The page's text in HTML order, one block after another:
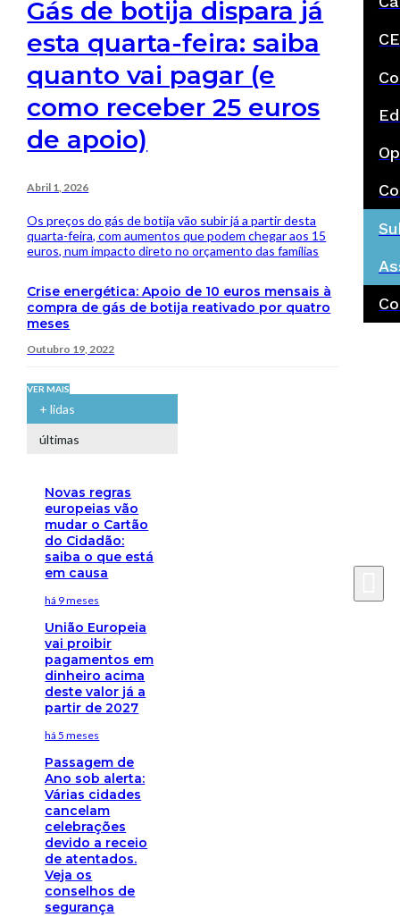
Gás de botija dispara já
esta quarta-feira: saiba
quanto vai pagar (e
como receber 25 euros
de apoio)
Abril 1, 2026
Os preços do gás de botija vão subir já a partir desta
quarta-feira, com aumentos que podem chegar aos 15
euros, num impacto direto no orçamento das famílias
Crise energética: Apoio de 10 euros mensais à
compra de gás de botija reativado por quatro
meses
Outubro 19, 2022
VER MAIS
+ lidas
últimas
Novas regras
europeias vão
mudar o Cartão
do Cidadão:
saiba o que está
em causa
há 9 meses
União Europeia
vai proibir
pagamentos em
dinheiro acima
deste valor já a
partir de 2027
há 5 meses
Passagem de
Ano sob alerta:
Várias cidades
cancelam
celebrações
devido a receio
de atentados.
Veja os
conselhos de
segurança